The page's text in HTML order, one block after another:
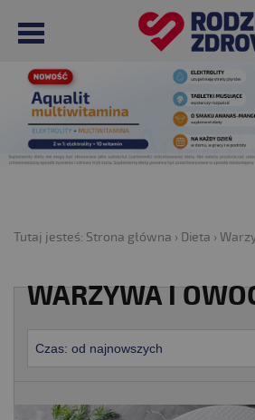
Tutaj jesteś: Strona główna › Dieta ›
WARZYWA I
Czas: od najnowszych